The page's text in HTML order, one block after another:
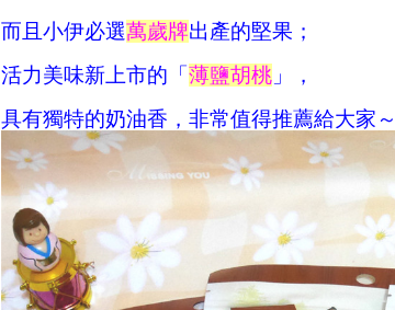
而且小伊必選萬歲牌出產的堅果；
活力美味新上市的「 薄鹽胡桃 」，
具有獨特的奶油香，非常值得推薦給大家～